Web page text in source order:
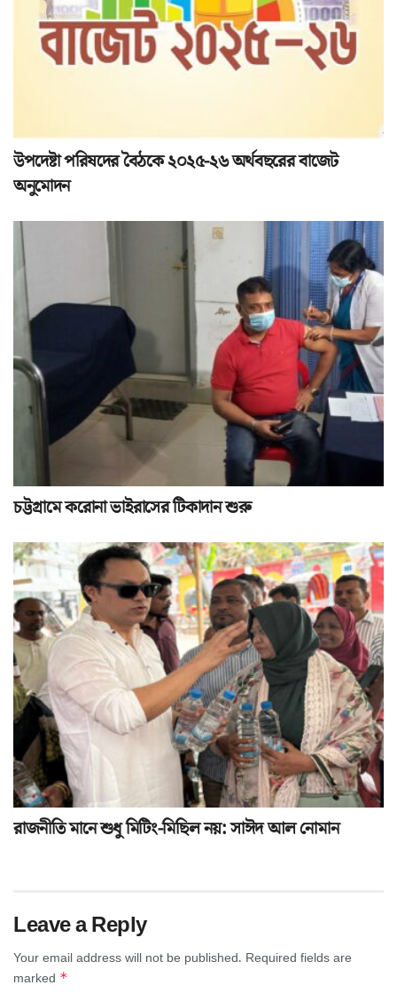
উপদেষ্টা পরিষদের বৈঠকে ২০২৫-২৬ অর্থবছরের বাজেট
অনুমোদন
চট্টগ্রামে করোনা ভাইরাসের টিকাদান শুরু
রাজনীতি মানে শুধু মিটিং-মিছিল নয়: সাঈদ আল নোমান
Leave a Reply
Your email address will not be published. Required fields are
marked *